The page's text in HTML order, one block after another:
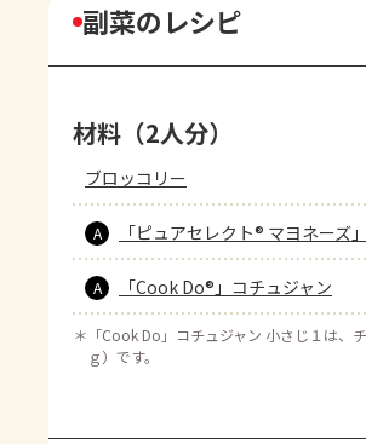
副菜のレシピ
材料（2人分）
ブロッコリー
A 「ピュアセレクト® マヨネーズ」
A 「Cook Do®」コチュジャン
＊ 「Cook Do」コチュジャン 小さじ１は、
ｇ）です。